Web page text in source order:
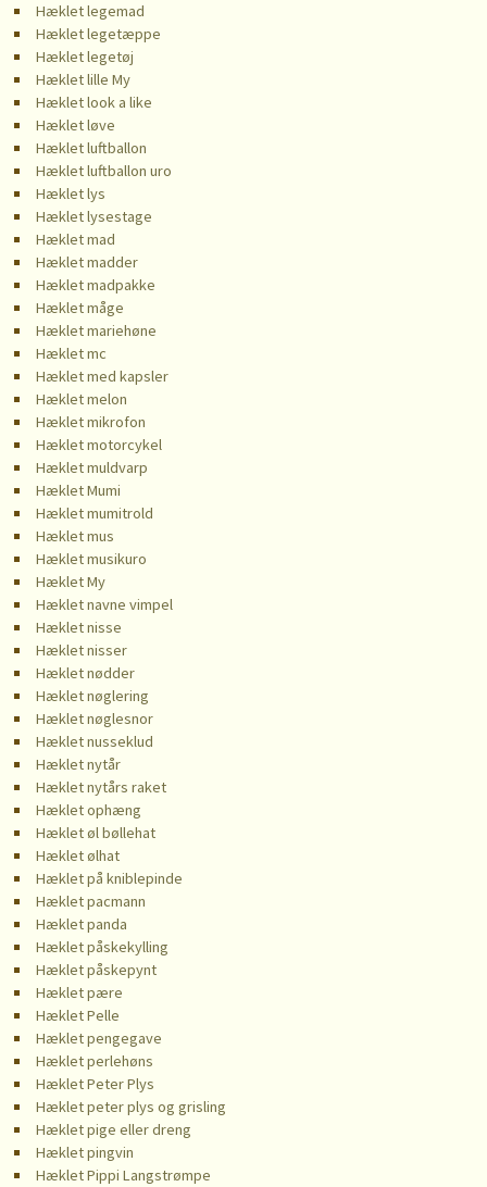
Hæklet legemad
Hæklet legetæppe
Hæklet legetøj
Hæklet lille My
Hæklet look a like
Hæklet løve
Hæklet luftballon
Hæklet luftballon uro
Hæklet lys
Hæklet lysestage
Hæklet mad
Hæklet madder
Hæklet madpakke
Hæklet måge
Hæklet mariehøne
Hæklet mc
Hæklet med kapsler
Hæklet melon
Hæklet mikrofon
Hæklet motorcykel
Hæklet muldvarp
Hæklet Mumi
Hæklet mumitrold
Hæklet mus
Hæklet musikuro
Hæklet My
Hæklet navne vimpel
Hæklet nisse
Hæklet nisser
Hæklet nødder
Hæklet nøglering
Hæklet nøglesnor
Hæklet nusseklud
Hæklet nytår
Hæklet nytårs raket
Hæklet ophæng
Hæklet øl bøllehat
Hæklet ølhat
Hæklet på kniblepinde
Hæklet pacmann
Hæklet panda
Hæklet påskekylling
Hæklet påskepynt
Hæklet pære
Hæklet Pelle
Hæklet pengegave
Hæklet perlehøns
Hæklet Peter Plys
Hæklet peter plys og grisling
Hæklet pige eller dreng
Hæklet pingvin
Hæklet Pippi Langstrømpe